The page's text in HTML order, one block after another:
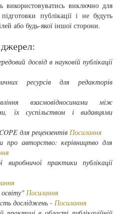
використовуватись виключно для
публікації і не будуть
або будь-якої іншої сторони.
досвід в науковій публікації
ресурсів для редакторів
взаємовідносинами між
їх суспільством і видавцями
для рецензентів Посилання
про авторство: керівництво для
практики публікації
Посилання
досліджень - Посилання